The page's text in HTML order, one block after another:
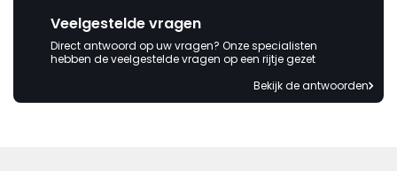
Veelgestelde vragen
Direct antwoord op uw vragen? Onze specialisten
hebben de veelgestelde vragen op een rijtje gezet
Bekijk de antwoorden